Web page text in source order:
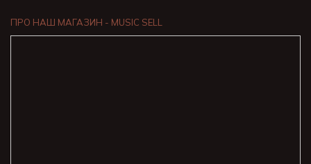
ПРО НАШ МАГАЗИН - MUSIC SELL